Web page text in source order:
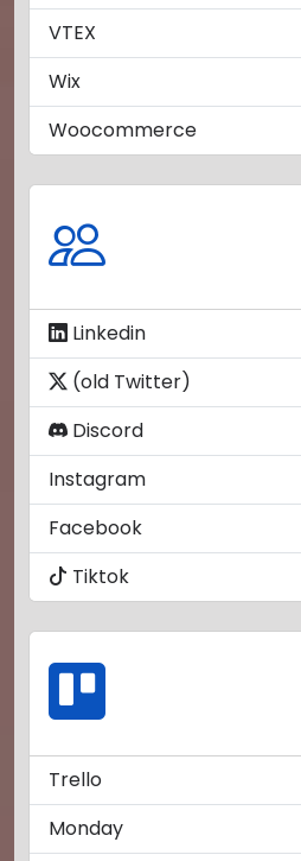
VTEX
Wix
Woocommerce
Linkedin
(old Twitter)
Discord
Instagram
Facebook
Tiktok
Trello
Monday